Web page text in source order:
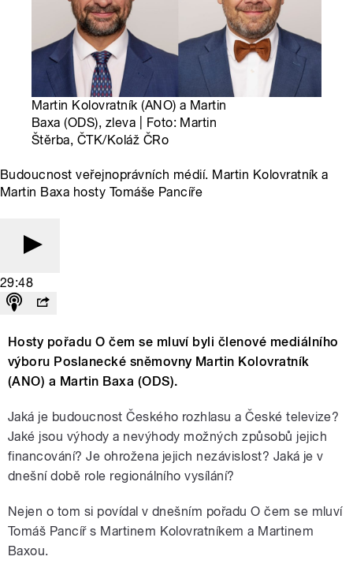
Martin Kolovratník (ANO) a Martin
Baxa (ODS), zleva | Foto: Martin
Štěrba, ČTK/Koláž ČRo
Budoucnost veřejnoprávních médií. Martin Kolovratník a
Martin Baxa hosty Tomáše Pancíře
29:48
Hosty pořadu O čem se mluví byli členové mediálního
výboru Poslanecké sněmovny Martin Kolovratník
(ANO) a Martin Baxa (ODS).
Jaká je budoucnost Českého rozhlasu a České televize?
Jaké jsou výhody a nevýhody možných způsobů jejich
financování? Je ohrožena jejich nezávislost? Jaká je v
dnešní době role regionálního vysílání?
Nejen o tom si povídal v dnešním pořadu O čem se mluví
Tomáš Pancíř s Martinem Kolovratníkem a Martinem
Baxou.